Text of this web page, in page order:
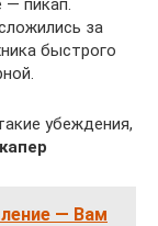
за
быстрого
убеждения,
— Вам